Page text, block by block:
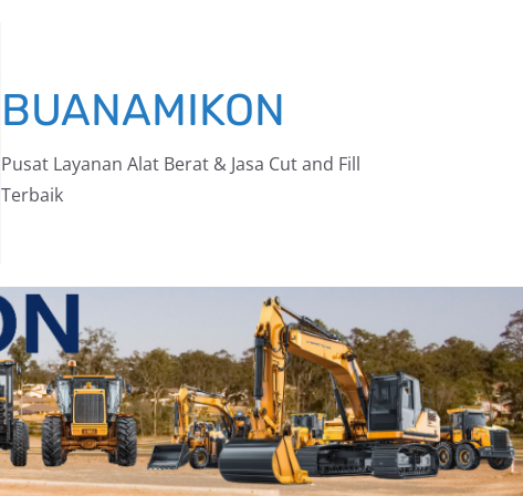
BUANAMIKON
Pusat Layanan Alat Berat & Jasa Cut and Fill
Terbaik